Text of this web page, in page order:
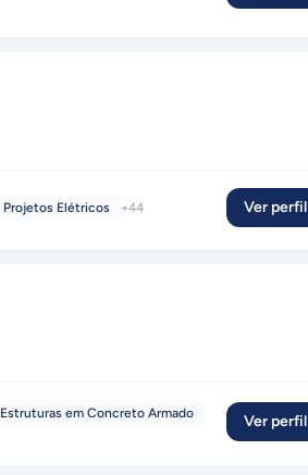
Projetos Elétricos +44 Ver perfil
Estruturas em Concreto Armado
Ver perfil